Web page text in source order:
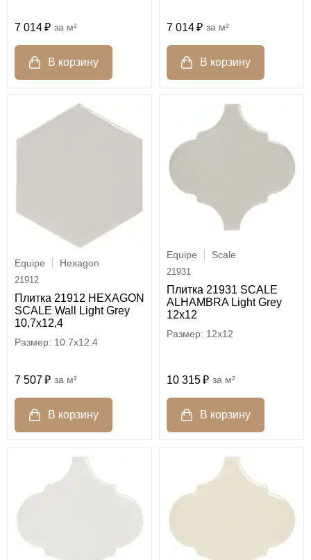
7 014 м² 7 014 м²
Equipe Hexagon
21912
Плитка 21912 HEXAGON
SCALE Wall Light Grey
10,7x12,4
10.7x12.4
7 507 м²
Equipe Scale
21931
Плитка 21931 SCALE
ALHAMBRA Light Grey
12х12
12x12
10 315 м²